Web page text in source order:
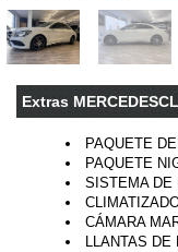
Extras
PAQUETE
PAQUETE
SISTEMA DE
CÁMARA
LLANTAS DE